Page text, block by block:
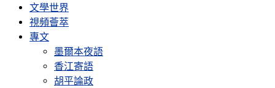
文學世界
視頻薈萃
專文
墨爾本夜語
香江寄語
胡平論政